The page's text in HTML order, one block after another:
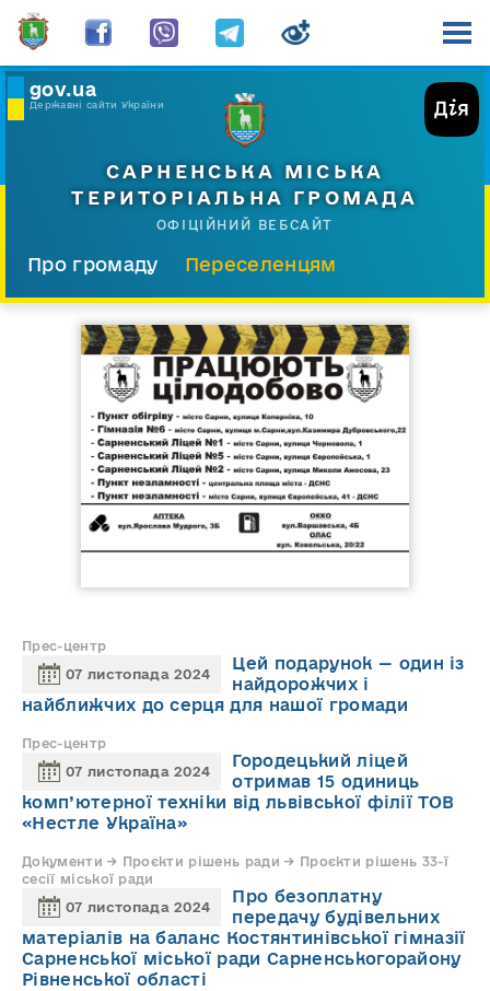
gov.ua
Державні сайти України
САРНЕНСЬКА МІСЬКА
ТЕРИТОРІАЛЬНА ГРОМАДА
ОФІЦІЙНИЙ ВЕБСАЙТ
Про громаду
Переселенцям
Прес-центр
Прес-центр
07 листопада 2024
Цей подарунок — один із
найдорожчих і
найближчих до серця для нашої громади
Прес-центр
07 листопада 2024
Городецький ліцей
отримав 15 одиниць
комп’ютерної техніки від львівської філії ТОВ
«Нестле Україна»
Документи → Проєкти рішень ради → Проєкти рішень 33-ї
сесії міської ради
07 листопада 2024
Про безоплатну
передачу будівельних
матеріалів на баланс Костянтинівської гімназії
Сарненської міської ради Сарненськогорайону
Рівненської області